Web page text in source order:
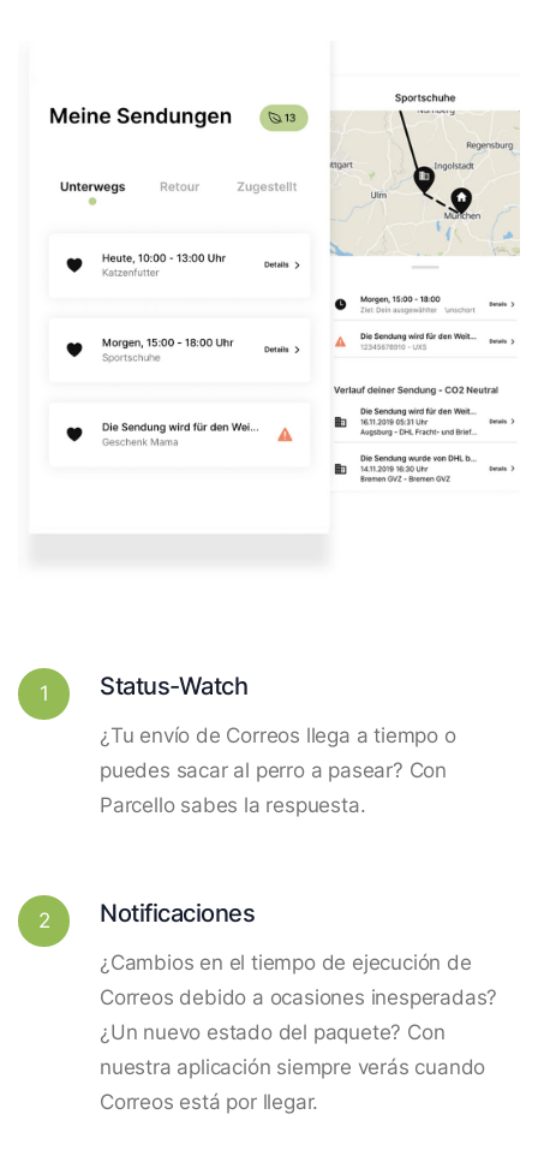
1 Status-Watch
¿Tu envío de Correos llega a tiempo o
puedes sacar al perro a pasear? Con
Parcello sabes la respuesta.
2 Notificaciones
¿Cambios en el tiempo de ejecución de
Correos debido a ocasiones inesperadas?
¿Un nuevo estado del paquete? Con
nuestra aplicación siempre verás cuando
Correos está por llegar.